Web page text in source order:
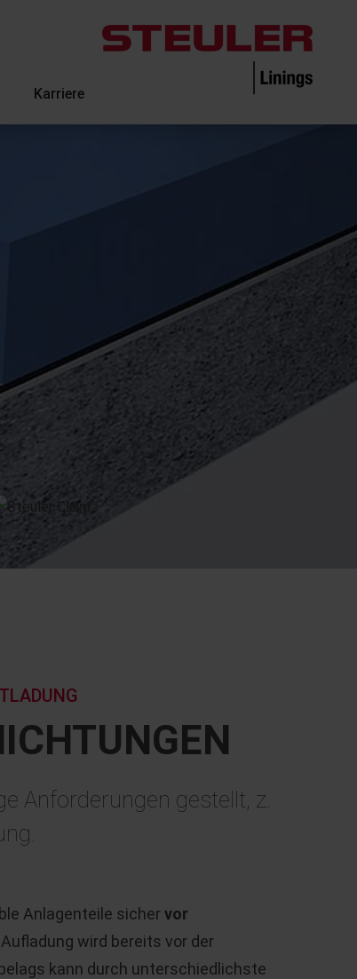
Karriere
Anforderungen gestellt, z.
Anlagenteile sichervor
wird bereits vor der
kann durch unterschiedlichste